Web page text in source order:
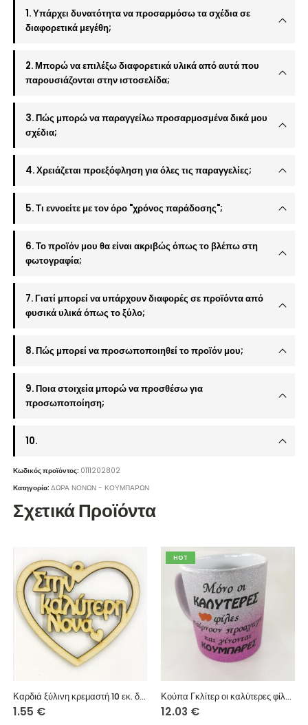
1. Υπάρχει δυνατότητα να προσαρμόσω τα σχέδια σε
διαφορετικά μεγέθη;
2. Μπορώ να επιλέξω διαφορετικά υλικά από αυτά που
παρουσιάζονται στην ιστοσελίδα;
3. Πώς μπορώ να παραγγείλω προσαρμοσμένα δικά μου
σχέδια;
4. Χρειάζεται προεξόφληση για όλες τις παραγγελίες;
5. Τι εννοείτε με τον όρο "χρόνος παράδοσης";
6. Το προϊόν μου θα είναι ακριβώς όπως το βλέπω στη
φωτογραφία;
7. Γιατί μπορεί να υπάρχουν διαφορές σε προϊόντα από
φυσικά υλικά όπως το ξύλο;
8. Πώς μπορεί να προσωποποιηθεί το προϊόν μου;
9. Ποια στοιχεία μπορώ να προσθέσω για
προσωποποίηση;
10.
Κωδικός προϊόντος: 0111202802
Κατηγορία:ΔΩΡΑ ΝΟΝΩΝ - ΚΟΥΜΠΑΡΩΝ
Σχετικά Προϊόντα
Καρδιά ξύλινη κρεμαστή 10 εκ. διάτρητη (Στην καλύτερη Νονά)
1.55 €
HOT
Κούπα Γκλίτερ οι καλύτερες φίλες…
12.03 €